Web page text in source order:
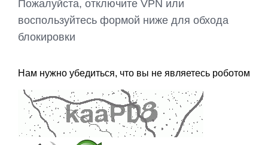
Пожалуйста, отключите VPN или
воспользуйтесь формой ниже для обхода
блокировки
Нам нужно убедиться, что вы не являетесь роботом